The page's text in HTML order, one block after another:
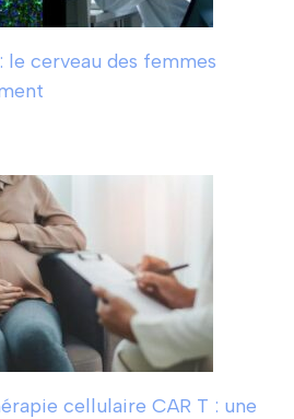
le cerveau des femmes
cellulaire CAR T : une